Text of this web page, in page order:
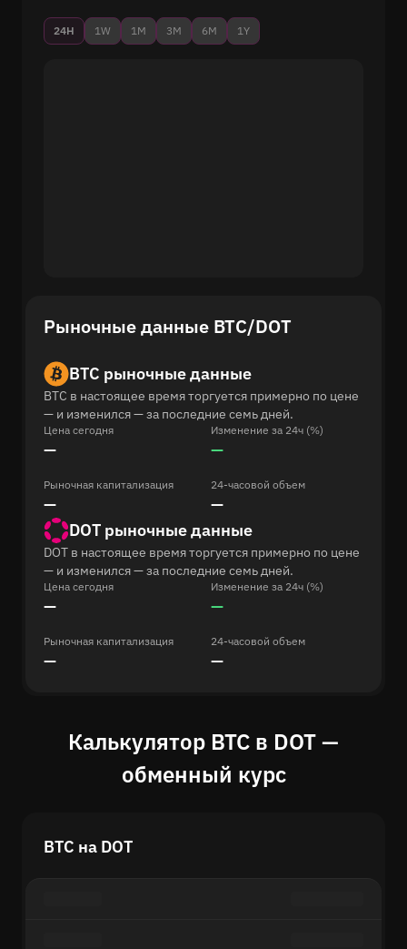
24H 1W 1M 3M 6M 1Y
Рыночные данные BTC/DOT
BTC рыночные данные
BTC в настоящее время торгуется примерно по цене
— и изменился — за последние семь дней.
Цена сегодня
—
Изменение за 24ч (%)
—
Рыночная капитализация
—
24-часовой объем
—
DOT рыночные данные
DOT в настоящее время торгуется примерно по цене
— и изменился — за последние семь дней.
Цена сегодня
—
Изменение за 24ч (%)
—
Рыночная капитализация
—
24-часовой объем
—
Калькулятор BTC в DOT —
обменный курс
BTC на DOT